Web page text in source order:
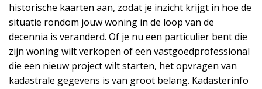
historische kaarten aan, zodat je inzicht krijgt in hoe de
situatie rondom jouw woning in de loop van de
decennia is veranderd. Of je nu een particulier bent die
zijn woning wilt verkopen of een vastgoedprofessional
die een nieuw project wilt starten, het opvragen van
kadastrale gegevens is van groot belang. Kadasterinfo